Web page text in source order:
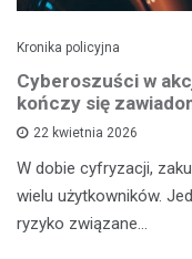
Kronika policyjna
Cyberoszuści w
kończy się
22 kwietnia 2026
W dobie cyfryzacji,
wielu użytkowników.
ryzyko związane…